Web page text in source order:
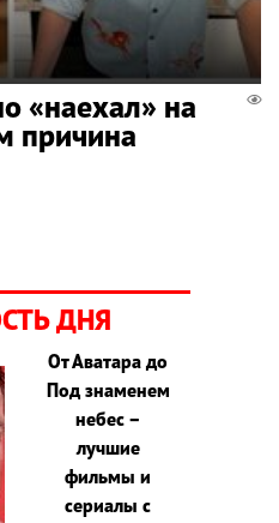
«наехал» на
причина
ДНЯ
От Аватара до
Под знаменем
небес –
лучшие
фильмы и
сериалы с